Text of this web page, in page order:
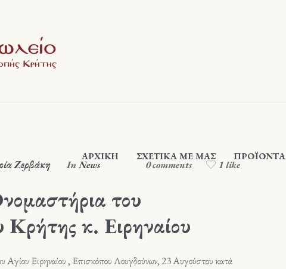
ΑΡΧΙΚΉ ΣΧΕΤΙΚΆ ΜΕ ΜΑΣ ΠΡΟΪΟΝΤΑ
Ζερβάκη InNews 0 comments 1 like
του
Κρήτης κ. Ειρηναίου
Αγίου Ειρηναίου , Επισκόπου Λουγδούνων, 23 Αυγούστου κατά